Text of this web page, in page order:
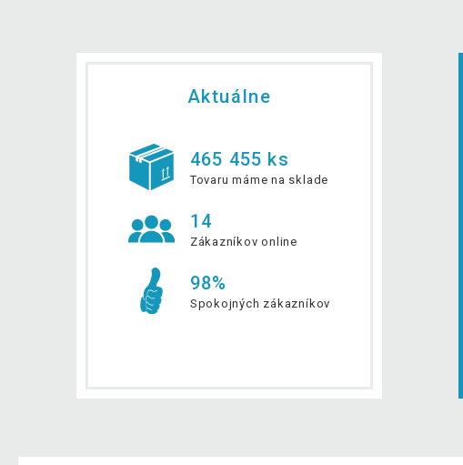
Aktuálne
465 455 ks
Tovaru máme na sklade
14
Zákazníkov online
98%
Spokojných zákazníkov